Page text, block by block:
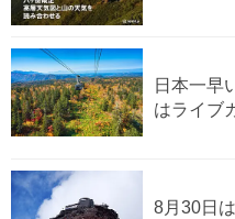
日本一早
はライブ
8月30日